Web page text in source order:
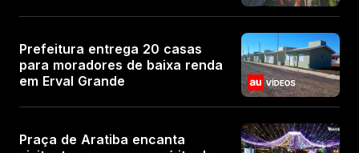
Prefeitura entrega 20 casas
para moradores de baixa renda
em Erval Grande
Praça de Aratiba encanta